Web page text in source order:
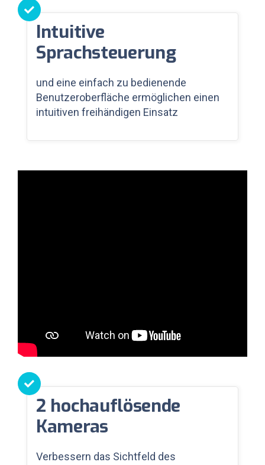
Intuitive
Sprachsteuerung
und eine einfach zu bedienende
Benutzeroberfläche ermöglichen einen
intuitiven freihändigen Einsatz
2 hochauflösende
Kameras
Verbessern das Sichtfeld des